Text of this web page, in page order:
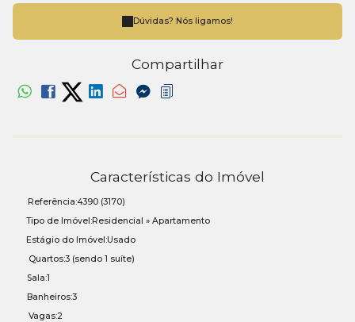
Dúvidas? Nós ligamos!
Compartilhar
Características do Imóvel
Referência:4390 (3170)
Tipo de Imóvel:Residencial » Apartamento
Estágio do Imóvel:Usado
Quartos:3 (sendo 1 suíte)
Sala:1
Banheiros:3
Vagas:2